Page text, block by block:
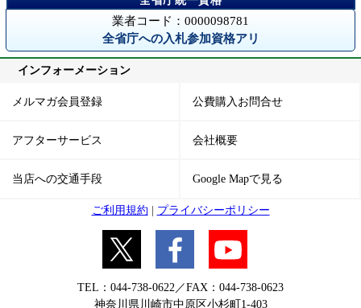
業者コード：0000098781
全省庁への入札参加資格アリ
インフォーメーション
メルマガ会員登録 公費購入お問合せ
アフターサービス 会社概要
当店への交通手段 Google Mapで見る
ご利用規約 プライバシーポリシー
TEL：044-738-0622／FAX：044-738-0623
神奈川県川崎市中原区小杉町1-403